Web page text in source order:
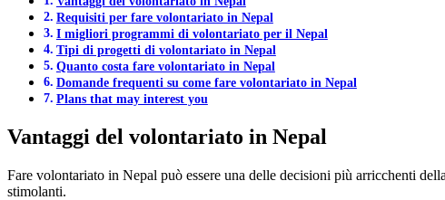
Requisiti per fare volontariato in Nepal
I migliori programmi di volontariato per il Nepal
Tipi di progetti di volontariato in Nepal
Quanto costa fare volontariato in Nepal
Domande frequenti su come fare volontariato in Nepal
Plans that may interest you
Vantaggi del volontariato in Nepal
Fare volontariato in Nepal può essere una delle decisioni più arricchenti
stimolanti.